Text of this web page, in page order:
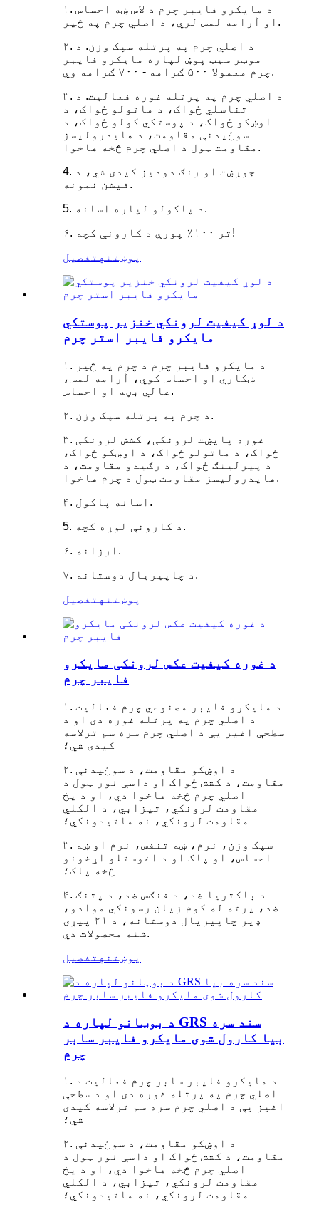
۱. د مایکرو فایبر چرم د لاس ښه احساس
او آرامه لمس لري، د اصلي چرم په څیر.
۲. د اصلي چرم په پرتله سپک وزن. د
موټر سیټ پوښ لپاره مایکرو فایبر
چرم معمولا ۵۰۰ ګرامه - ۷۰۰ ګرامه وي.
۳. د اصلي چرم په پرتله غوره فعالیت. د
تناسلي ځواک، د ماتولو ځواک، د
اوښکو ځواک، د پوستکي کولو ځواک، د
سوځیدنې مقاومت، د هایدرولیسز
مقاومت ټول د اصلي چرم څخه هاخوا.
4. جوړښت او رنګ دودیز کیدی شي، د
فیشن نمونه.
5. د پاکولو لپاره اسانه.
۶. تر ۱۰۰٪ پورې د کارونې کچه!
پوښتنه تفصیل
د لوړ کیفیت لرونکي خنزیر پوستکي
مایکرو فایبر استر چرم
۱. د مایکرو فایبر چرم د چرم په څیر
ښکاري او احساس کوي، آرامه لمس،
عالي بڼه او احساس.
۲. د چرم په پرتله سپک وزن.
۳. غوره پایښت لرونکی، کشش لرونکی
ځواک، د ماتولو ځواک، د اوښکو ځواک،
د پیرلینګ ځواک، د رګیدو مقاومت، د
هایدرولیسز مقاومت ټول د چرم هاخوا.
۴. اسانه پاکول.
5. د کارونې لوړه کچه.
۶. ارزانه.
۷. د چاپیریال دوستانه.
پوښتنه تفصیل
د غوره کیفیت عکس لرونکی مایکرو
فایبر چرم
۱. د مایکرو فایبر مصنوعي چرم فعالیت
د اصلي چرم په پرتله غوره دی او د
سطحې اغیز یې د اصلي چرم سره سم ترلاسه
کیدی شي؛
۲. د اوښکو مقاومت، د سوځیدنې
مقاومت، د کشش ځواک او داسې نور ټول د
اصلي چرم څخه هاخوا دي، او د یخ
مقاومت لرونکي، تیزابي، د الکلي
مقاومت لرونکي، نه ماتیدونکي؛
۳. سپک وزن، نرم، ښه تنفس، نرم او ښه
احساس، او پاک او د اغوستلو اړخونو
څخه پاک؛
۴. د باکتریا ضد، د فنګس ضد، د پتنګ
ضد، پرته له کوم زیان رسونکي موادو،
ډیر چاپیریال دوستانه، د ۲۱ پیړۍ
شنه محصولات دي.
پوښتنه تفصیل
د بوټانو لپاره د GRS سند سره
بیا کارول شوی مایکرو فایبر سابر
چرم
۱. د مایکرو فایبر سابر چرم فعالیت د
اصلي چرم په پرتله غوره دی او د سطحې
اغیز یې د اصلي چرم سره سم ترلاسه کیدی
شي؛
۲. د اوښکو مقاومت، د سوځیدنې
مقاومت، د کشش ځواک او داسې نور ټول د
اصلي چرم څخه هاخوا دي، او د یخ
مقاومت لرونکي، تیزابي، د الکلي
مقاومت لرونکي، نه ماتیدونکي؛